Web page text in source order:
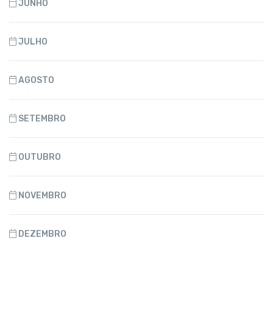
JUNHO
JULHO
AGOSTO
SETEMBRO
OUTUBRO
NOVEMBRO
DEZEMBRO